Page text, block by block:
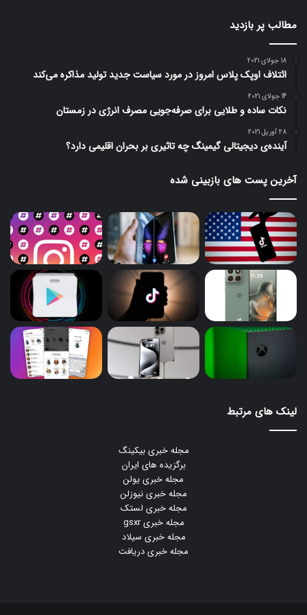
مطالب پر بازدید
18 جولای 2021
ائتلاف اوپک پلاس امروز در مورد سیاست جدید تولید مذاکره می‌کند
14 جولای 2021
نکات ساده و طلایی برای صرفه‌جویی مصرف انرژی در زمستان
28 آوریل 2021
آینده‌ی دیجیتالی گیمینگ چه تاثیری بر بحران اقلیمی دارد؟
آخرین پست های بازبینی شده
لینک های مرتبط
مجله خبری بیکینگ
برگزیده های ایران
مجله خبری یولن
مجله خبری نیوزلن
مجله خبری لستک
مجله خبری gsxr
مجله خبری سیلاد
مجله خبری دریافت